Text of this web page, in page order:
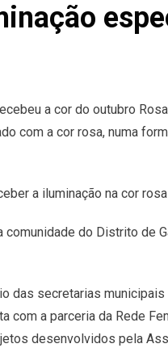
a cor do outubro
com a cor rosa, numa
a iluminação na cor
do Distrito de
das secretarias
com a parceria da Rede
desenvolvidos pela